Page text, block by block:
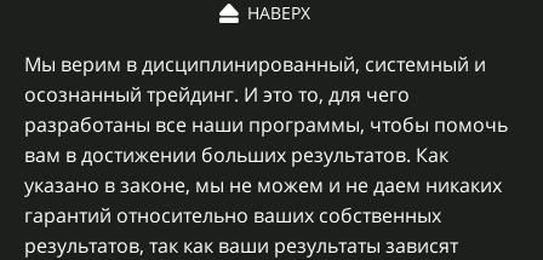
НАВЕРХ
Мы верим в дисциплинированный, системный и
осознанный трейдинг. И это то, для чего
разработаны все наши программы, чтобы помочь
вам в достижении больших результатов. Как
указано в законе, мы не можем и не даем никаких
гарантий относительно ваших собственных
результатов, так как ваши результаты зависят